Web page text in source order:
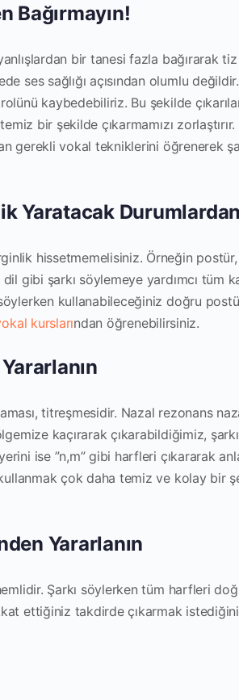
Bağırmayın!
bir tanesi fazla bağırarak
ses sağlığı açısından olumlu
kaybedebiliriz. Bu şekilde
bir şekilde çıkarmamızı
gerekli vokal tekniklerini öğrenerek
Yaratacak Durumlardan
hissetmemelisiniz. Örneğin
gibi şarkı söylemeye yardımcı tüm
kullanabileceğiniz doğru
kurslarından öğrenebilirsiniz.
titreşmesidir. Nazal rezonans
kaçırarak çıkarabildiğimiz,
ise ”n,m” gibi harfleri çıkararak
çok daha temiz ve kolay bir
Yararlanın
Şarkı söylerken tüm harfleri
ettiğiniz takdirde çıkarmak